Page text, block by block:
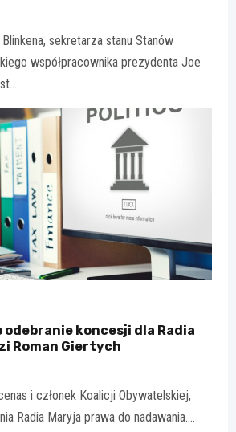
sekretarza stanu Stanów
współpracownika prezydenta Joe
odebranie koncesji dla Radia
Roman Giertych
i członek Koalicji Obywatelskiej,
Radia Maryja prawa do nadawania.…